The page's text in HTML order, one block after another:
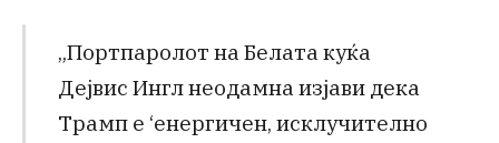
„Портпаролот на Белата куќа
Дејвис Ингл неодамна изјави дека
Трамп е ‘енергичен, исклучително